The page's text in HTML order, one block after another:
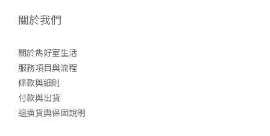
關於我們
關於雋好室生活
服務項目與流程
條款與細則
付款與出貨
退換貨與保固說明